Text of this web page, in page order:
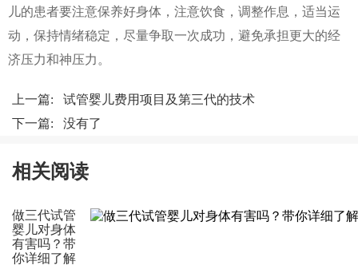
儿的患者要注意保养好身体，注意饮食，调整作息，适当运
动，保持情绪稳定，尽量争取一次成功，避免承担更大的经
济压力和神压力。
上一篇: 试管婴儿费用项目及第三代的技术
下一篇: 没有了
相关阅读
做三代试管
婴儿对身体
有害吗？带
你详细了解